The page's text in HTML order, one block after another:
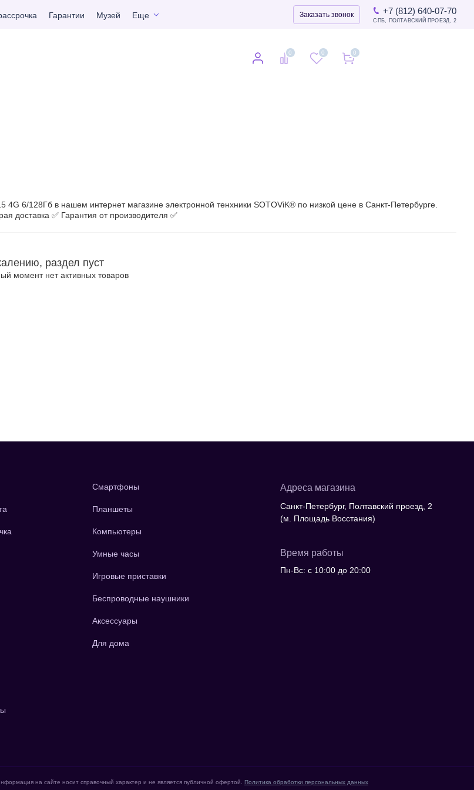
Гарантии Музей Еще Заказать звонок +7 (812) 640-07-70
СПБ, ПОЛТАВСКИЙ ПРОЕЗД, 2
0 0 0
0
4G 6/128Гб в нашем интернет магазине электронной тенхники SOTOViK® по низкой цене в Санкт-Петербурге.
доставка ✅ Гарантия от производителя ✅
раздел пуст
момент нет активных товаров
Смартфоны
Планшеты
Компьютеры
Умные часы
Игровые приставки
Беспроводные наушники
Аксессуары
Для дома
Адреса магазина
Санкт-Петербург, Полтавский проезд, 2
(м. Площадь Восстания)
Время работы
Пн-Вс: с 10:00 до 20:00
на сайте носит справочный характер и не является публичной офертой. Политика обработки персональных данных